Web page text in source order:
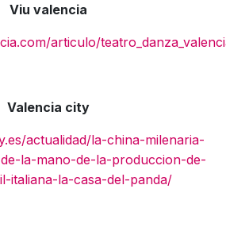
Viu valencia
articulo/
Valencia city
actualidad/la-china-milenaria-
la-mano-de-la-produccion-de-
italiana-la-casa-del-panda/